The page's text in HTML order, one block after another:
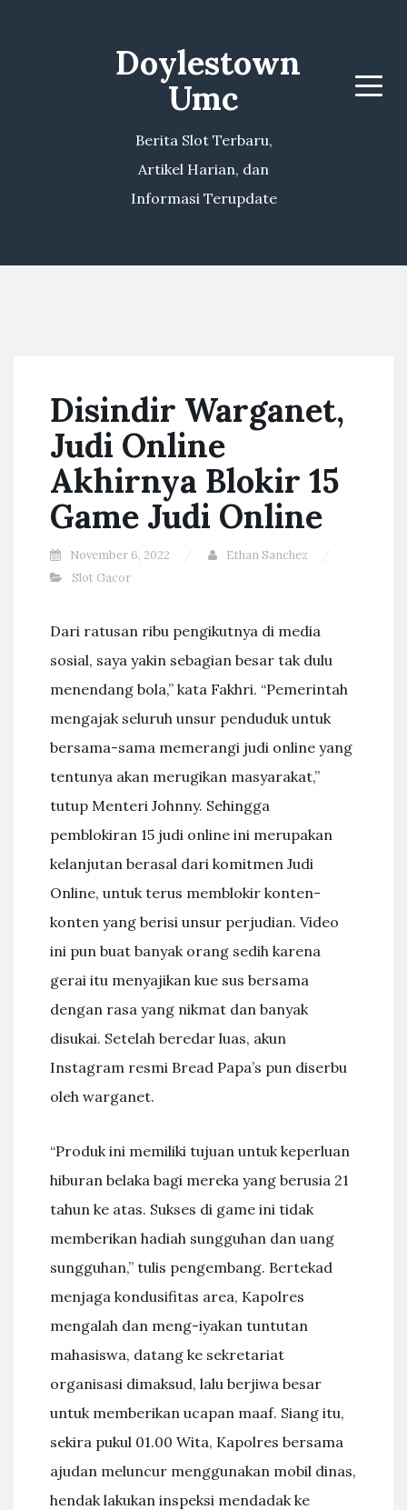
Doylestown
Umc
Berita Slot Terbaru,
Artikel Harian, dan
Informasi Terupdate
Menu
Disindir Warganet,
Judi Online
Akhirnya Blokir 15
Game Judi Online
November 6, 2022
Ethan Sanchez
Slot Gacor
Dari ratusan ribu pengikutnya di media
sosial, saya yakin sebagian besar tak dulu
menendang bola,” kata Fakhri. “Pemerintah
mengajak seluruh unsur penduduk untuk
bersama-sama memerangi judi online yang
tentunya akan merugikan masyarakat,”
tutup Menteri Johnny. Sehingga
pemblokiran 15 judi online ini merupakan
kelanjutan berasal dari komitmen Judi
Online, untuk terus memblokir konten-
konten yang berisi unsur perjudian. Video
ini pun buat banyak orang sedih karena
gerai itu menyajikan kue sus bersama
dengan rasa yang nikmat dan banyak
disukai. Setelah beredar luas, akun
Instagram resmi Bread Papa’s pun diserbu
oleh warganet.
“Produk ini memiliki tujuan untuk keperluan
hiburan belaka bagi mereka yang berusia 21
tahun ke atas. Sukses di game ini tidak
memberikan hadiah sungguhan dan uang
sungguhan,” tulis pengembang. Bertekad
menjaga kondusifitas area, Kapolres
mengalah dan meng-iyakan tuntutan
mahasiswa, datang ke sekretariat
organisasi dimaksud, lalu berjiwa besar
untuk memberikan ucapan maaf. Siang itu,
sekira pukul 01.00 Wita, Kapolres bersama
ajudan meluncur menggunakan mobil dinas,
hendak lakukan inspeksi mendadak ke